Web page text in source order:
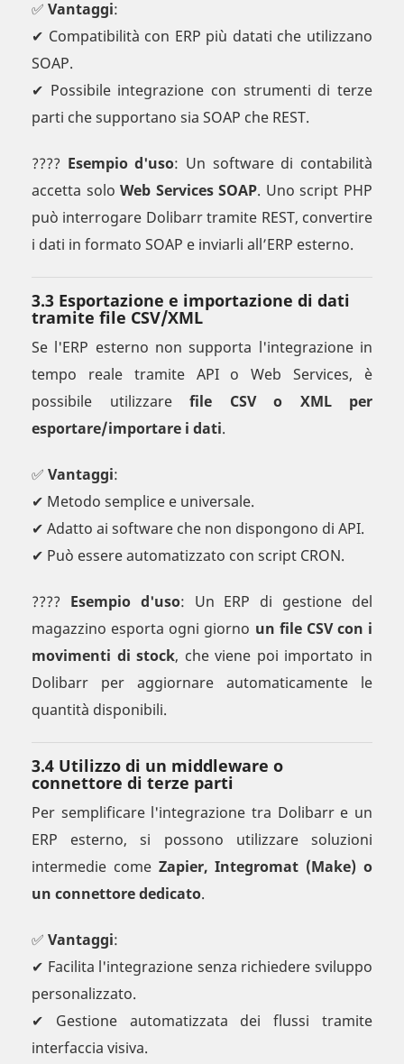
✅ Vantaggi:
✔ Compatibilità con ERP più datati che utilizzano
SOAP.
✔ Possibile integrazione con strumenti di terze
parti che supportano sia SOAP che REST.
???? Esempio d'uso: Un software di contabilità
accetta soloWeb Services SOAP. Uno script PHP
può interrogare Dolibarr tramite REST, convertire
i dati in formato SOAP e inviarli all’ERP esterno.
3.3 Esportazione e importazione di dati
tramite file CSV/XML
Se l'ERP esterno non supporta l'integrazione in
tempo reale tramite API o Web Services, è
possibile utilizzare file CSV o XML per
esportare/importare i dati.
✅ Vantaggi:
✔ Metodo semplice e universale.
✔ Adatto ai software che non dispongono di API.
✔ Può essere automatizzato con script CRON.
???? Esempio d'uso: Un ERP di gestione del
magazzino esporta ogni giorno un file CSV con i
movimenti di stock, che viene poi importato in
Dolibarr per aggiornare automaticamente le
quantità disponibili.
3.4 Utilizzo di un middleware o
connettore di terze parti
Per semplificare l'integrazione tra Dolibarr e un
ERP esterno, si possono utilizzare soluzioni
intermedie come Zapier, Integromat (Make) o
un connettore dedicato.
✅ Vantaggi:
✔ Facilita l'integrazione senza richiedere sviluppo
personalizzato.
✔ Gestione automatizzata dei flussi tramite
interfaccia visiva.